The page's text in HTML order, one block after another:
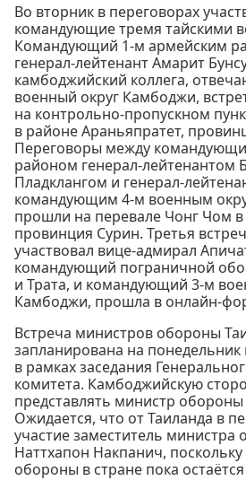
Во вторник в переговорах
командующие тремя тайскими
Командующий 1-м армейским
генерал-лейтенант Амарит
камбоджийский коллега,
военный округ Камбоджи,
на контрольно-пропускном
в районе Араньяпратет,
Переговоры между
районом генерал-лейтенантом
Пладклангом и генерал-
командующим 4-м военным
прошли на перевале Чонг Чом
провинция Сурин. Третья
участвовал вице-адмирал
командующий пограничной
и Трата, и командующий 3-м
Камбоджи, прошла в онлайн-
Встреча министров обороны
запланирована на
в рамках заседания
комитета. Камбоджийскую
представлять министр обороны
Ожидается, что от Таиланда в
участие заместитель министра
Наттхапон Накпанич,
обороны в стране пока